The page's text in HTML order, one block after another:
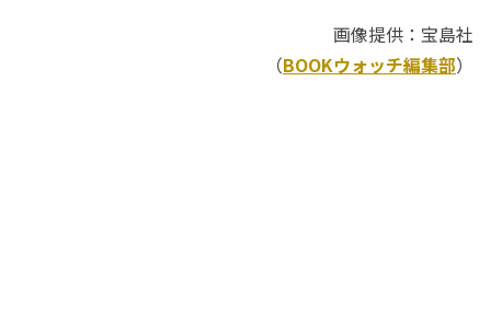
画像提供：宝島社
（BOOKウォッチ編集部）